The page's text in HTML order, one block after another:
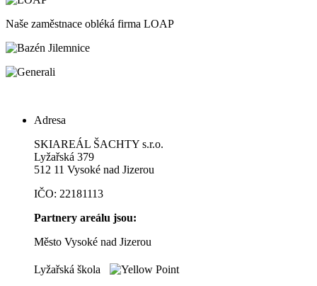
Naše zaměstnace obléká firma LOAP
Adresa
SKIAREÁL ŠACHTY s.r.o.
Lyžařská 379
512 11 Vysoké nad Jizerou
IČO: 22181113
Partnery areálu jsou:
Město Vysoké nad Jizerou
Lyžařská škola